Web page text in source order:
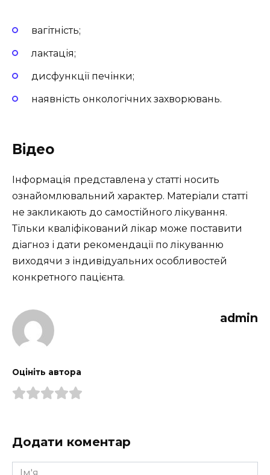
вагітність;
лактація;
дисфункції печінки;
наявність онкологічних захворювань.
Відео
Інформація представлена у статті носить
ознайомлювальний характер. Матеріали статті
не закликають до самостійного лікування.
Тільки кваліфікований лікар може поставити
діагноз і дати рекомендації по лікуванню
виходячи з індивідуальних особливостей
конкретного пацієнта.
admin
Оцініть автора
Додати коментар
Ім'я